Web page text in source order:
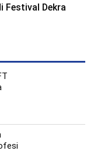
Festival Dekra